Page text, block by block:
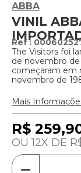
ABBA
VINIL
:
The Visitors foi
de novembro de
começaram em
novembro de
Mais
R$ 259,
12